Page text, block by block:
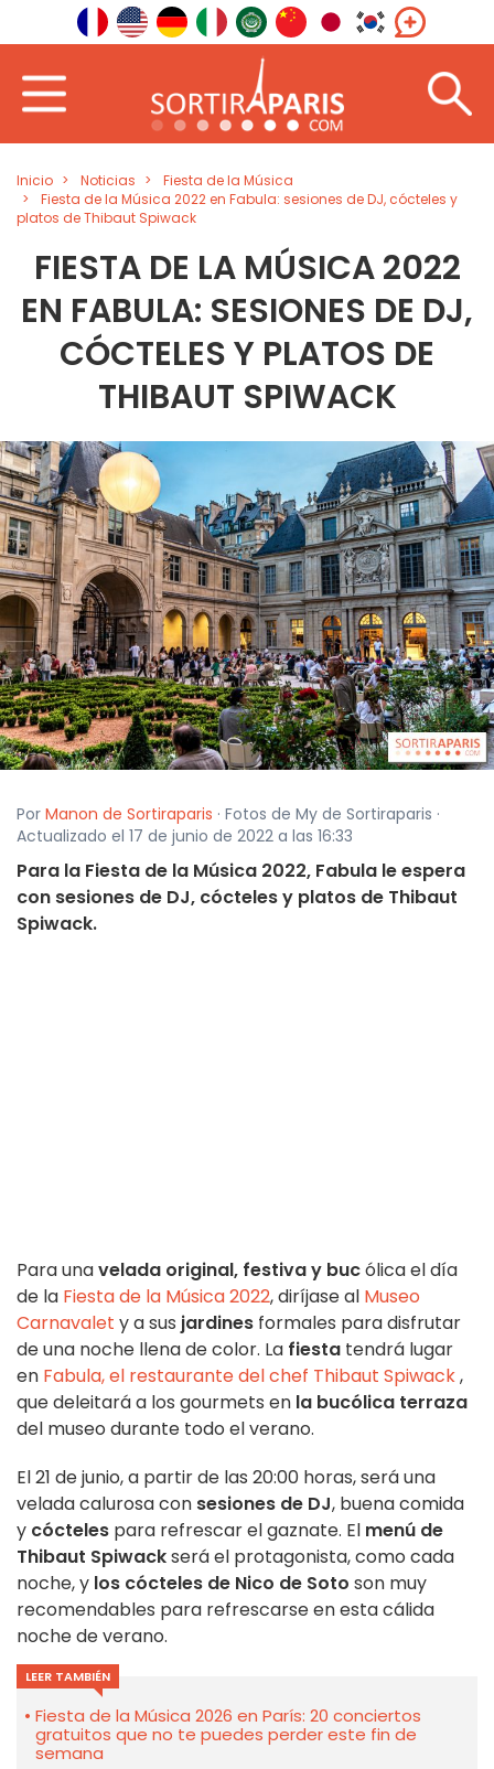
Inicio Noticias
Fiesta de la Música
Fiesta de la Música 2022 en Fabula: sesiones de DJ, cócteles y
platos de Thibaut Spiwack
FIESTA DE LA MÚSICA 2022
EN FABULA: SESIONES DE DJ,
CÓCTELES Y PLATOS DE
THIBAUT SPIWACK
Por Manon de Sortiraparis · Fotos de My de Sortiraparis ·
Actualizado el 17 de junio de 2022 a las 16:33
Para la Fiesta de la Música 2022, Fabula le espera
con sesiones de DJ, cócteles y platos de Thibaut
Spiwack.
Para unavelada original, festiva y bucólica el día
de la Fiesta de la Música 2022, diríjase al Museo
Carnavalet y a sus jardines formales para disfrutar
de una noche llena de color. La fiesta tendrá lugar
en Fabula, el restaurante del chef Thibaut Spiwack,
que deleitará a los gourmets en la bucólica terraza
del museo durante todo el verano.
El 21 de junio, a partir de las 20:00 horas, será una
velada calurosa con sesiones de DJ, buena comida
y cócteles para refrescar el gaznate. El menú de
Thibaut Spiwackserá el protagonista, como cada
noche, y los cócteles de Nico de Soto son muy
recomendables para refrescarse en esta cálida
noche de verano.
LEER TAMBIÉN
Fiesta de la Música 2026 en París: 20 conciertos
gratuitos que no te puedes perder este fin de
semana